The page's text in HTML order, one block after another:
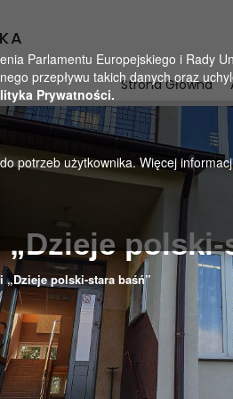
Parlamentu Europejskiego i Rady
przepływu takich danych oraz
Prywatności.
potrzeb użytkownika. Więcej
Strona Główna
polski-
„Dzieje polski-stara baśń”